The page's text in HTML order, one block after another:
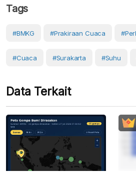
Tags
#BMKG #prakiraan Cuaca
#cuaca #Surakarta #Suhu
Data Terkait